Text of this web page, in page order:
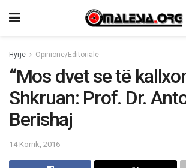
Hyrje Opinione/Editoriale
“Mos dvet se të
Shkruan: Prof. Dr.
Berishaj
14 Korrik, 2016